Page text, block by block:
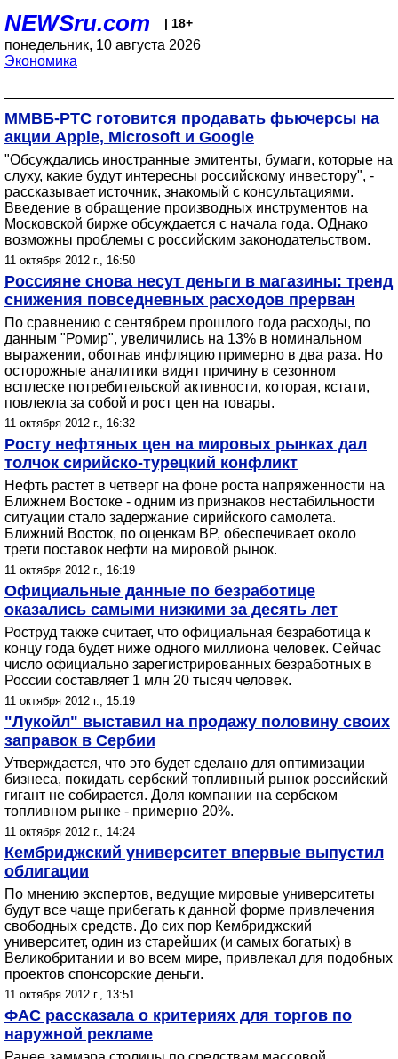
NEWSru.com | 18+
понедельник, 10 августа 2026
Экономика
ММВБ-РТС готовится продавать фьючерсы на
акции Apple, Microsoft и Google
"Обсуждались иностранные эмитенты, бумаги, которые на
слуху, какие будут интересны российскому инвестору", -
рассказывает источник, знакомый с консультациями.
Введение в обращение производных инструментов на
Московской бирже обсуждается с начала года. ОДнако
возможны проблемы с российским законодательством.
11 октября 2012 г., 16:50
Россияне снова несут деньги в магазины: тренд
снижения повседневных расходов прерван
По сравнению с сентябрем прошлого года расходы, по
данным "Ромир", увеличились на 13% в номинальном
выражении, обогнав инфляцию примерно в два раза. Но
осторожные аналитики видят причину в сезонном
всплеске потребительской активности, которая, кстати,
повлекла за собой и рост цен на товары.
11 октября 2012 г., 16:32
Росту нефтяных цен на мировых рынках дал
толчок сирийско-турецкий конфликт
Нефть растет в четверг на фоне роста напряженности на
Ближнем Востоке - одним из признаков нестабильности
ситуации стало задержание сирийского самолета.
Ближний Восток, по оценкам BP, обеспечивает около
трети поставок нефти на мировой рынок.
11 октября 2012 г., 16:19
Официальные данные по безработице
оказались самыми низкими за десять лет
Роструд также считает, что официальная безработица к
концу года будет ниже одного миллиона человек. Сейчас
число официально зарегистрированных безработных в
России составляет 1 млн 20 тысяч человек.
11 октября 2012 г., 15:19
"Лукойл" выставил на продажу половину своих
заправок в Сербии
Утверждается, что это будет сделано для оптимизации
бизнеса, покидать сербский топливный рынок российский
гигант не собирается. Доля компании на сербском
топливном рынке - примерно 20%.
11 октября 2012 г., 14:24
Кембриджский университет впервые выпустил
облигации
По мнению экспертов, ведущие мировые университеты
будут все чаще прибегать к данной форме привлечения
свободных средств. До сих пор Кембриджский
университет, один из старейших (и самых богатых) в
Великобритании и во всем мире, привлекал для подобных
проектов спонсорские деньги.
11 октября 2012 г., 13:51
ФАС рассказала о критериях для торгов по
наружной рекламе